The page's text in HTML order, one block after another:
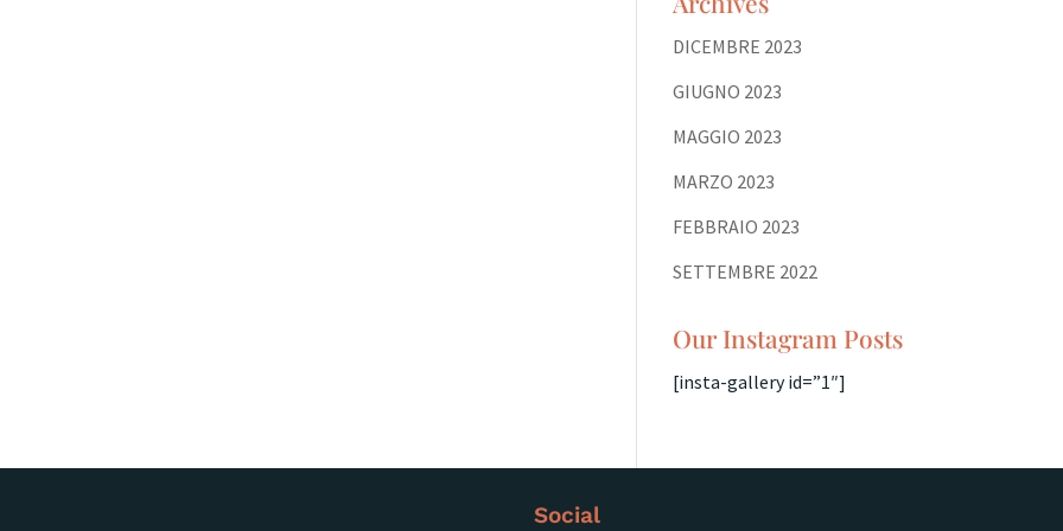
DICEMBRE 2023
GIUGNO 2023
MAGGIO 2023
MARZO 2023
FEBBRAIO 2023
SETTEMBRE 2022
Our Instagram Posts
[insta-gallery id=”1″]
Social